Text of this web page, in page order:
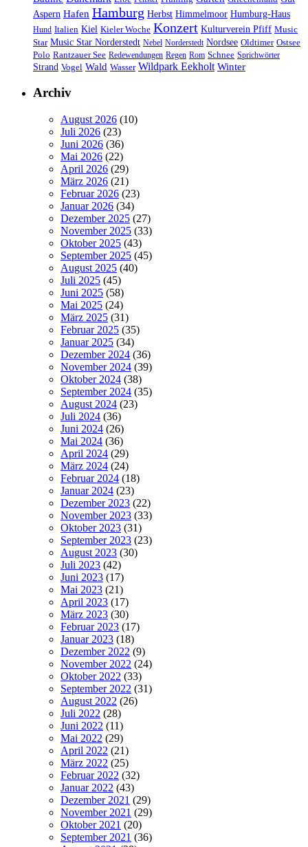
Aspern Hafen Hamburg Herbst Himmelmoor Humburg-Haus
Hund Italien Kiel Kieler Woche Konzert Kulturverein Pfiff Music
Star Music Star Norderstedt Nebel Norderstedt Nordsee Oldtimer Ostsee
Polo Rantzauer See Redewendungen Regen Rom Schnee Sprichwörter
Strand Vogel Wald Wasser Wildpark Eekholt Winter
Archiv
August 2026 (10)
Juli 2026 (23)
Juni 2026 (36)
Mai 2026 (22)
April 2026 (29)
März 2026 (21)
Februar 2026 (23)
Januar 2026 (34)
Dezember 2025 (27)
November 2025 (33)
Oktober 2025 (43)
September 2025 (45)
August 2025 (40)
Juli 2025 (45)
Juni 2025 (58)
Mai 2025 (24)
März 2025 (31)
Februar 2025 (35)
Januar 2025 (34)
Dezember 2024 (36)
November 2024 (39)
Oktober 2024 (38)
September 2024 (35)
August 2024 (23)
Juli 2024 (36)
Juni 2024 (26)
Mai 2024 (36)
April 2024 (29)
März 2024 (24)
Februar 2024 (18)
Januar 2024 (23)
Dezember 2023 (22)
November 2023 (33)
Oktober 2023 (31)
September 2023 (23)
August 2023 (30)
Juli 2023 (42)
Juni 2023 (17)
Mai 2023 (21)
April 2023 (17)
März 2023 (30)
Februar 2023 (17)
Januar 2023 (18)
Dezember 2022 (9)
November 2022 (24)
Oktober 2022 (33)
September 2022 (31)
August 2022 (26)
Juli 2022 (28)
Juni 2022 (11)
Mai 2022 (29)
April 2022 (21)
März 2022 (25)
Februar 2022 (32)
Januar 2022 (43)
Dezember 2021 (29)
November 2021 (29)
Oktober 2021 (20)
September 2021 (36)